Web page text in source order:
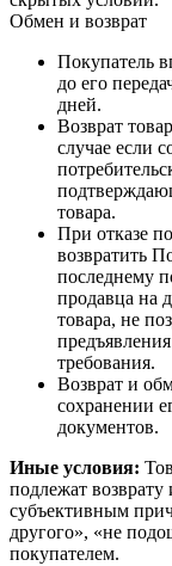
Обмен и возврат
Покупатель
до его
дней.
Возврат
случае если
товара.
При отказе
возвратить
последнему
продавца на
товара, не
требования.
Возврат и
сохранении
документов.
Иные условия:
подлежат
субъективным
другого», «не
покупателем.